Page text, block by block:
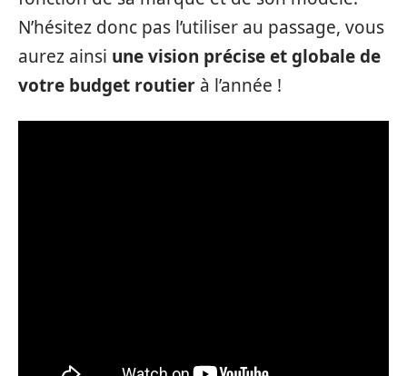
N’hésitez donc pas l’utiliser au passage, vous
aurez ainsi une vision précise et globale de
votre budget routier à l’année !